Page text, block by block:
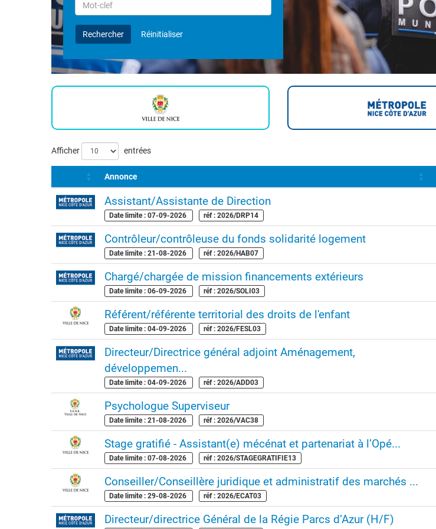
par
Mot-
clefRechercher Réinitialiser
Liste
des
offres
Afficher entrées
Annonce
Assistant/Assistante de Direction
Date limite : 07-09-2026 réf : 2026/DRP14
Contrôleur/contrôleuse du fonds solidarité logement
Date limite : 21-08-2026 réf : 2026/HAB07
Chargé/chargée de mission financements extérieurs
Date limite : 06-09-2026 réf : 2026/SOLI03
Référent/référente territorial des droits de l'enfant
Date limite : 04-09-2026 réf : 2026/FESL03
Directeur/Directrice général adjoint Aménagement,
développemen...
Date limite : 04-09-2026 réf : 2026/ADD03
Psychologue Superviseur
Date limite : 21-08-2026 réf : 2026/VAC38
Stage gratifié - Assistant(e) mécénat et partenariat à l’Opé...
Date limite : 07-08-2026 réf : 2026/STAGEGRATIFIE13
Conseiller/Conseillère juridique et administratif des marchés ...
Date limite : 29-08-2026 réf : 2026/ECAT03
Directeur/directrice Général de la Régie Parcs d’Azur (H/F)